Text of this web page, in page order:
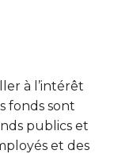
à l’intérêt
fonds sont
publics et
et des